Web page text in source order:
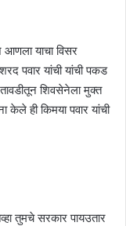
आणला याचा विसर
पवार यांची यांची पकड
तावडीतून शिवसेनेला मुक्त
केले ही किमया पवार यांची
तुमचे सरकार पायउतार